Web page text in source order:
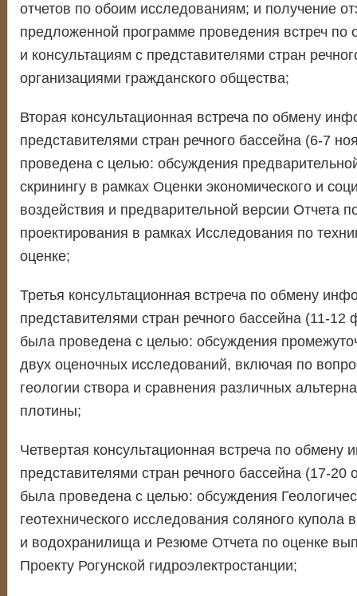
отчетов по обоим исследованиям; и получение
предложенной программе проведения встреч
и консультациям с представителями стран
организациями гражданского общества;
Вторая консультационная встреча по обмену
представителями стран речного бассейна (6-7
проведена с целью: обсуждения
скринингу в рамках Оценки экономического и
воздействия и предварительной версии Отчета
проектирования в рамках Исследования по
оценке;
Третья консультационная встреча по обмену
представителями стран речного бассейна (11-12
была проведена с целью: обсуждения
двух оценочных исследований, включая по
геологии створа и сравнения различных
плотины;
Четвертая консультационная встреча по обмену
представителями стран речного бассейна (17-20
была проведена с целью: обсуждения
геотехнического исследования соляного купола
и водохранилища и Резюме Отчета по оценке
Проекту Рогунской гидроэлектростанции;